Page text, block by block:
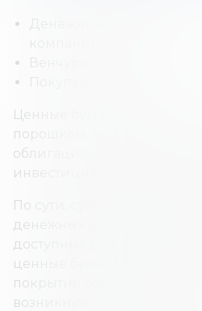
Ценные бумаги, которые
порошком, могут быть
облигациями или
инвестициями с
По сути, сухой порошок
денежных резервов или
доступных для
ценные бумаги обычно
покрытия обязательств,
возникнуть в будущем.